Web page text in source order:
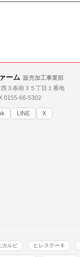
ーム 販売加工事業部
３条南３５丁目１番地
0155-66-5302
LINE X
カルビ ヒレステーキ